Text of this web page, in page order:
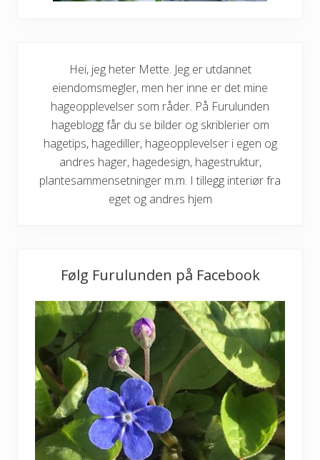
h
a
n
e
r
b
e
s
t
?
Hei, jeg heter Mette. Jeg er utdannet
eiendomsmegler, men her inne er det mine
hageopplevelser som råder. På Furulunden
hageblogg får du se bilder og skriblerier om
hagetips, hagediller, hageopplevelser i egen og
andres hager, hagedesign, hagestruktur,
plantesammensetninger m.m. I tillegg interiør fra
eget og andres hjem
Følg Furulunden på Facebook